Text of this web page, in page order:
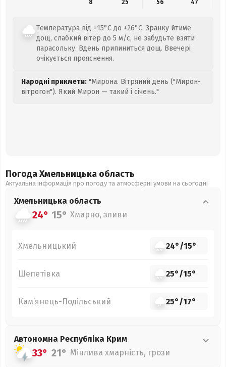
8
25 56 47
Температура від +15°C до +26°C. Зранку йтиме
дощ, слабкий вітер до 5 м/с, не забудьте взяти
парасольку. Вдень припиниться дощ. Ввечері
очікується прояснення.
Народні прикмети: "Мирона. Вітряний день ("Мирон-
вітрогон"). Який Мирон — такий і січень."
Погода Хмельницька область
Актуальна інформація про погоду та атмосферні умови на сьогодні
Хмельницька область
24° 15° Хмарно, зливи
Хмельницький 24°/15°
Шепетівка 25°/15°
Кам’янець-Подільський 25°/17°
Автономна Республіка Крим
33° 21° Мінлива хмарність, грози